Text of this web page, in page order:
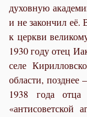
духовную
и не закончил её.
к церкви
1930 году отец
селе
области, позднее
1938 года
«антисоветской